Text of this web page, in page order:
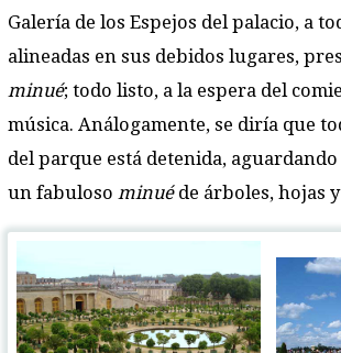
Galería de los Espejos del palacio, a
alineadas en sus debidos lugares,
minué; todo listo, a la espera del
música. Análogamente, se diría que
del parque está detenida,
un fabuloso minuéde árboles, hojas